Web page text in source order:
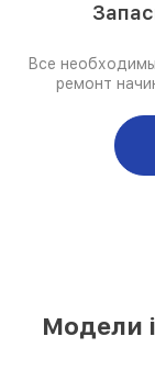
Все
ремонт
Модели